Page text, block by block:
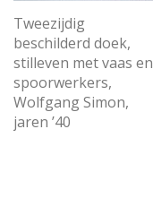
Tweezijdig
beschilderd doek,
stilleven met vaas en
spoorwerkers,
Wolfgang Simon,
jaren ’40